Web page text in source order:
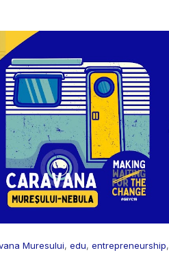
Muresului, edu, entrepreneurship,